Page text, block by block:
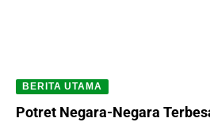
BERITA UTAMA
Potret Negara-Negara